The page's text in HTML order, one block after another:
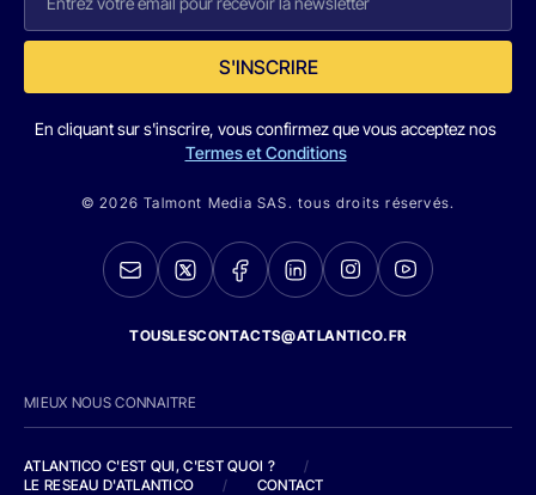
S'INSCRIRE
En cliquant sur s'inscrire, vous confirmez que vous acceptez nos
Termes et Conditions
© 2026 Talmont Media SAS. tous droits réservés.
TOUSLESCONTACTS@ATLANTICO.FR
MIEUX NOUS CONNAITRE
ATLANTICO C'EST QUI, C'EST QUOI ?
/
LE RESEAU D'ATLANTICO
/ CONTACT